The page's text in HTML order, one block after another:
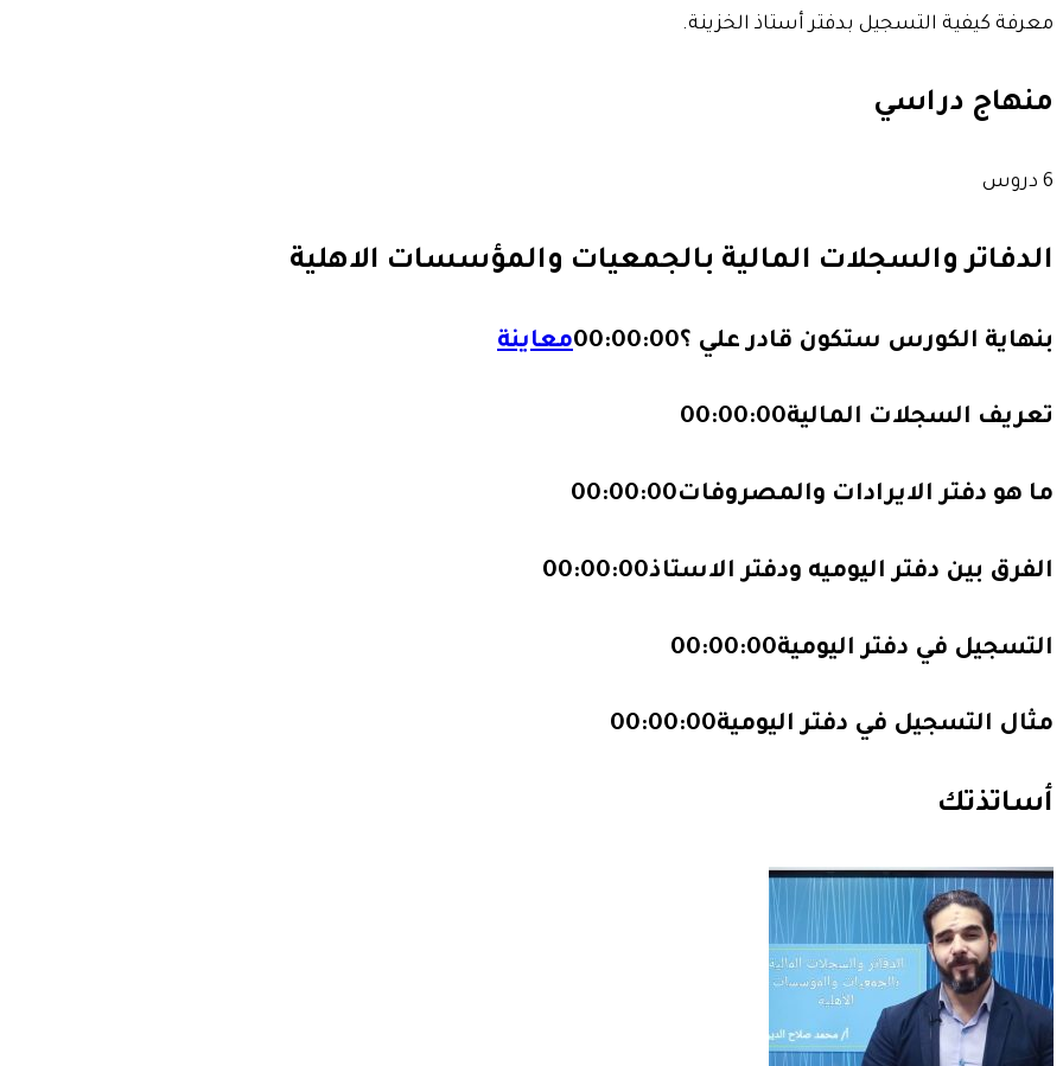
معرفة كيفية التسجيل بدفتر أستاذ الخزينة.
منهاج دراسي
6 دروس
الدفاتر والسجلات المالية بالجمعيات والمؤسسات الاهلية
بنهاية الكورس ستكون قادر علي ؟00:00:00معاينة
تعريف السجلات المالية00:00:00
ما هو دفتر الايرادات والمصروفات00:00:00
الفرق بين دفتر اليوميه ودفتر الاستاذ00:00:00
التسجيل في دفتر اليومية00:00:00
مثال التسجيل في دفتر اليومية00:00:00
أساتذتك